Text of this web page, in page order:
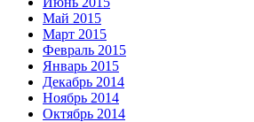
Май 2015
Март 2015
Февраль 2015
Январь 2015
Декабрь 2014
Ноябрь 2014
Октябрь 2014